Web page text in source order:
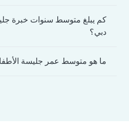
كم يبلغ متوسط سنوات خبرة
دبي؟
ما هو متوسط عمر جليسة